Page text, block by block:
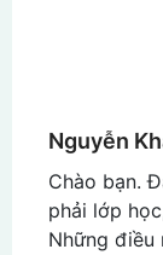
Nguyễn
Chào bạn.
phải lớp
Những điều